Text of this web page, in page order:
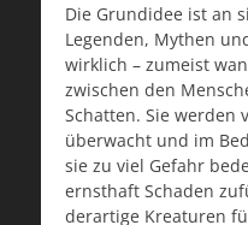
Die Grundidee ist an
Legenden, Mythen
wirklich – zumeist
zwischen den
Schatten. Sie werden
überwacht und im
sie zu viel Gefahr
ernsthaft Schaden
derartige Kreaturen